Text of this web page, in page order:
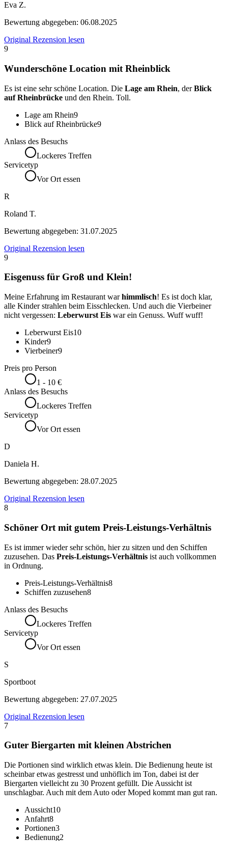
Eva Z.
Bewertung abgegeben: 06.08.2025
Original Rezension lesen
9
Wunderschöne Location mit Rheinblick
Es ist eine sehr schöne Location. Die Lage am Rhein, derBlick
auf Rheinbrücke und den Rhein. Toll.
Lage am Rhein9
Blick auf Rheinbrücke9
Anlass des Besuchs
Lockeres Treffen
Servicetyp
Vor Ort essen
R
Roland T.
Bewertung abgegeben: 31.07.2025
Original Rezension lesen
9
Eisgenuss für Groß und Klein!
Meine Erfahrung im Restaurant warhimmlisch! Es ist doch klar,
alle Kinder strahlen beim Eisschlecken. Und auch die Vierbeiner
nicht vergessen: Leberwurst Eis war ein Genuss. Wuff wuff!
Leberwurst Eis10
Kinder9
Vierbeiner9
Preis pro Person
1 - 10 €
Anlass des Besuchs
Lockeres Treffen
Servicetyp
Vor Ort essen
D
Daniela H.
Bewertung abgegeben: 28.07.2025
Original Rezension lesen
8
Schöner Ort mit gutem Preis-Leistungs-Verhältnis
Es ist immer wieder sehr schön, hier zu sitzen und den Schiffen
zuzusehen. Das Preis-Leistungs-Verhältnis ist auch vollkommen
in Ordnung.
Preis-Leistungs-Verhältnis8
Schiffen zuzusehen8
Anlass des Besuchs
Lockeres Treffen
Servicetyp
Vor Ort essen
S
Sportboot
Bewertung abgegeben: 27.07.2025
Original Rezension lesen
7
Guter Biergarten mit kleinen Abstrichen
Die Portionen sind wirklich etwas klein. Die Bedienung heute ist
scheinbar etwas gestresst und unhöflich im Ton, dabei ist der
Biergarten vielleicht zu 30 Prozent gefüllt. Die Aussicht ist
unschlagbar. Auch mit dem Auto oder Moped kommt man gut ran.
Aussicht10
Anfahrt8
Portionen3
Bedienung2